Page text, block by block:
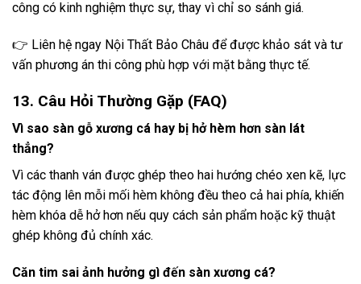
công có kinh nghiệm thực sự, thay vì chỉ so sánh giá.
👉 Liên hệ ngay Nội Thất Bảo Châu để được khảo sát và tư
vấn phương án thi công phù hợp với mặt bằng thực tế.
13. Câu Hỏi Thường Gặp (FAQ)
Vì sao sàn gỗ xương cá hay bị hở hèm hơn sàn lát
thẳng?
Vì các thanh ván được ghép theo hai hướng chéo xen kẽ, lực
tác động lên mỗi mối hèm không đều theo cả hai phía, khiến
hèm khóa dễ hở hơn nếu quy cách sản phẩm hoặc kỹ thuật
ghép không đủ chính xác.
Căn tim sai ảnh hưởng gì đến sàn xương cá?